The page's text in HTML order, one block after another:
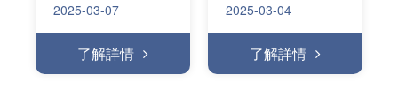
2025-03-07
了解詳情
2025-03-04
了解詳情